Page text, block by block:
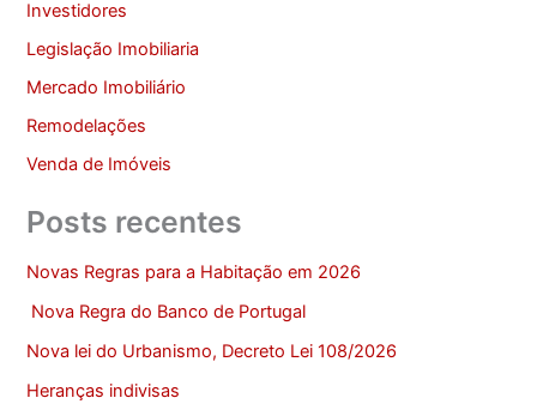
Investidores
Legislação Imobiliaria
Mercado Imobiliário
Remodelações
Venda de Imóveis
Posts recentes
Novas Regras para a Habitação em 2026
Nova Regra do Banco de Portugal
Nova lei do Urbanismo, Decreto Lei 108/2026
Heranças indivisas